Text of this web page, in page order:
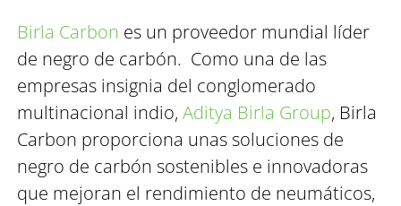
Birla Carbon es un proveedor mundial líder
de negro de carbón. Como una de las
empresas insignia del conglomerado
multinacional indio,Aditya Birla Group, Birla
Carbon proporciona unas soluciones de
negro de carbón sostenibles e innovadoras
que mejoran el rendimiento de neumáticos,